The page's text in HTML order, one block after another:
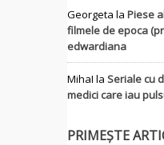
Georgeta la Piese
filmele de epoca
edwardiana
MihaI la Seriale cu
medici care iau
PRIMEȘTE